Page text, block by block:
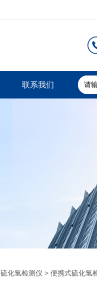
联系我们
硫化氢检测仪 > 便携式硫化氢